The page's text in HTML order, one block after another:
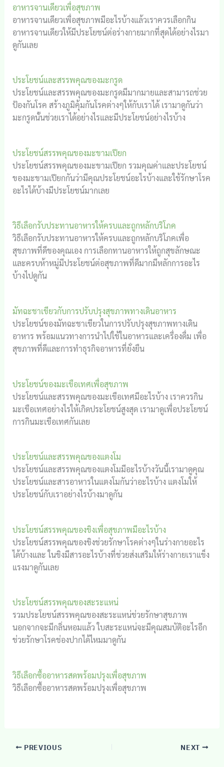
อาหารจานเดียวเพื่อสุขภาพ
อาหารจานเดียวเพื่อสุขภาพมีอะไรบ้างแล้วเราควรเลือกกิน
อาหารจานเดียวให้มีประโยชน์ต่อร่างกายมากที่สุดได้อย่างไรมา
ดูกันเลย
ประโยชน์และสรรพคุณของมะกรูด
ประโยชน์และสรรพคุณของมะกรูดมีมากมายและสามารถช่วย
ป้องกันโรค สร้างภูมิคุ้มกันโรคต่างๆให้กับเราได้ เรามาดูกันว่า
มะกรูดนั้นช่วยเราได้อย่างไรและมีประโยชน์อย่างไรบ้าง
ประโยชน์สรรพคุณของมะขามเปียก
ประโยชน์สรรพคุณของมะขามเปียก รวมคุณค่าและประโยชน์
ของมะขามเปียกกันว่ามีคุณประโยชน์อะไรบ้างและใช้รักษาโรค
อะไรได้บ้างมีประโยชน์มากเลย
วิธีเลือกรับประทานอาหารให้ครบและถูกหลักบริโภค
วิธีเลือกรับประทานอาหารให้ครบและถูกหลักบริโภคเพื่อ
สุขภาพที่ดีของคุณเอง การเลือกทานอาหารให้ถูกสุขลักษณะ
และครบห้าหมู่มีประโยชน์ต่อสุขภาพที่ดีมากมีหลักการอะไร
บ้างไปดูกัน
มัทฉะชาเขียวกับการปรับปรุงสุขภาพทางเดินอาหาร
ประโยชน์ของมัทฉะชาเขียวในการปรับปรุงสุขภาพทางเดิน
อาหาร พร้อมแนวทางการนำไปใช้ในอาหารและเครื่องดื่ม เพื่อ
สุขภาพที่ดีและการทำธุรกิจอาหารที่ยั่งยืน
ประโยชน์ของมะเขือเทศเพื่อสุขภาพ
ประโยชน์และสรรพคุณของมะเขือเทศมีอะไรบ้าง เราควรกิน
มะเขือเทศอย่างไรให้เกิดประโยชน์สูงสุด เรามาดูเพื่อประโยชน์
การกินมะเขือเทศกันเลย
ประโยชน์และสรรพคุณของแตงโม
ประโยชน์และสรรพคุณของแตงโมมีอะไรบ้างวันนี้เรามาดูคุณ
ประโยชน์และสารอาหารในแตงโมกันว่าอะไรบ้าง แตงโมให้
ประโยชน์กับเราอย่างไรบ้างมาดูกัน
ประโยชน์สรรพคุณของขิงเพื่อสุขภาพมีอะไรบ้าง
ประโยชน์สรรพคุณของขิงช่วยรักษาโรคต่างๆในร่างกายอะไร
ได้บ้างและ ในขิงมีสารอะไรบ้างที่ช่วยส่งเสริมให้ร่างกายเราแข็ง
แรงมาดูกันเลย
ประโยชน์สรรพคุณของสะระแหน่
รวมประโยชน์สรรพคุณของสะระแหน่ช่วยรักษาสุขภาพ
นอกจากจะมีกลิ่นหอมแล้ว ใบสะระแหน่จะมีคุณสมบัติอะไรอีก
ช่วยรักษาโรคช่องปากได้ไหมมาดูกัน
วิธีเลือกซื้ออาหารสดพร้อมปรุงเพื่อสุขภาพ
วิธีเลือกซื้ออาหารสดพร้อมปรุงเพื่อสุขภาพ
PREVIOUS NEXT